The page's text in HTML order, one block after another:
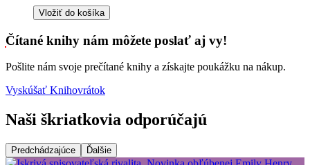
Vložiť do košíka
Čítané knihy nám môžete poslať aj vy!
Pošlite nám svoje prečítané knihy a získajte poukážku na nákup.
Vyskúšať Knihovrátok
Naši škriatkovia odporúčajú
Predchádzajúce Ďalšie